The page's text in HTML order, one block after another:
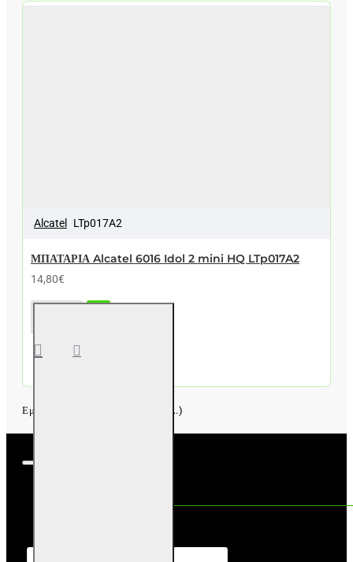
Alcatel LTp017A2
ΜΠΑΤΑΡΙΑ Alcatel 6016 Idol 2 mini HQ LTp017A2
14,80€
mini HQ
Εμφάνιση 1 έως 1 από 1 (1 Σελ.)